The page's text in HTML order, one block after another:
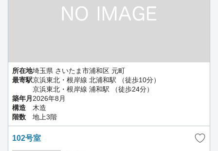
所在地埼玉県 さいたま市浦和区 元町
最寄駅京浜東北・根岸線 北浦和駅 （徒歩10分）
京浜東北・根岸線 浦和駅 （徒歩24分）
築年月 2026年8月
構造
木造
階数
地上3階
102号室